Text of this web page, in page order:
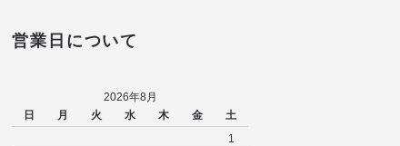
営業日について
2026年8月
日
月 火 水 木 金
土
1